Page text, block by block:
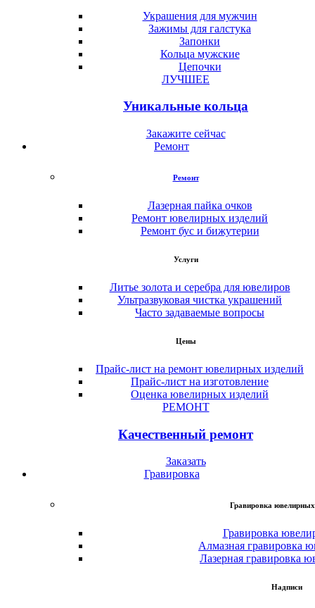
Украшения для мужчин
Зажимы для галстука
Запонки
Кольца мужские
Цепочки
ЛУЧШЕЕ
Уникальные кольца
Закажите сейчас
Ремонт
Ремонт
Лазерная пайка очков
Ремонт ювелирных изделий
Ремонт бус и бижутерии
Услуги
Литье золота и серебра для ювелиров
Ультразвуковая чистка украшений
Часто задаваемые вопросы
Цены
Прайс-лист на ремонт ювелирных изделий
Прайс-лист на изготовление
Оценка ювелирных изделий
РЕМОНТ
Качественный ремонт
Заказать
Гравировка
Гравировка ювелирных
Гравировка
Алмазная гравировка
Лазерная гравировка
Надписи